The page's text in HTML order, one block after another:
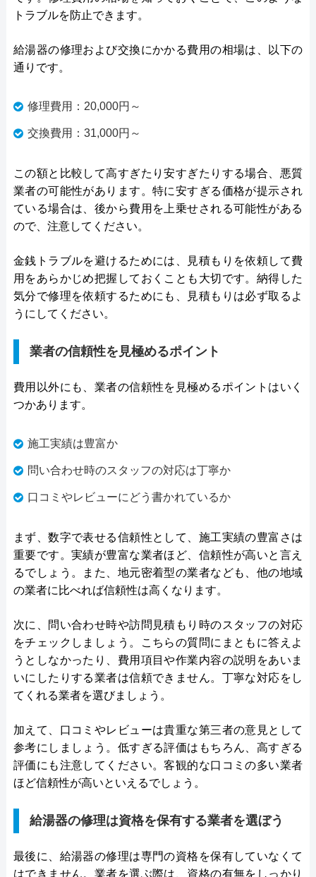
トラブルを防止できます。
給湯器の修理および交換にかかる費用の相場は、以下の
通りです。
修理費用：20,000円～
交換費用：31,000円～
この額と比較して高すぎたり安すぎたりする場合、悪質
業者の可能性があります。特に安すぎる価格が提示され
ている場合は、後から費用を上乗せされる可能性がある
ので、注意してください。
金銭トラブルを避けるためには、見積もりを依頼して費
用をあらかじめ把握しておくことも大切です。納得した
気分で修理を依頼するためにも、見積もりは必ず取るよ
うにしてください。
業者の信頼性を見極めるポイント
費用以外にも、業者の信頼性を見極めるポイントはいく
つかあります。
施工実績は豊富か
問い合わせ時のスタッフの対応は丁寧か
口コミやレビューにどう書かれているか
まず、数字で表せる信頼性として、施工実績の豊富さは
重要です。実績が豊富な業者ほど、信頼性が高いと言え
るでしょう。また、地元密着型の業者なども、他の地域
の業者に比べれば信頼性は高くなります。
次に、問い合わせ時や訪問見積もり時のスタッフの対応
をチェックしましょう。こちらの質問にまともに答えよ
うとしなかったり、費用項目や作業内容の説明をあいま
いにしたりする業者は信頼できません。丁寧な対応をし
てくれる業者を選びましょう。
加えて、口コミやレビューは貴重な第三者の意見として
参考にしましょう。低すぎる評価はもちろん、高すぎる
評価にも注意してください。客観的な口コミの多い業者
ほど信頼性が高いといえるでしょう。
給湯器の修理は資格を保有する業者を選ぼう
最後に、給湯器の修理は専門の資格を保有していなくて
はできません。業者を選ぶ際は、資格の有無をしっかり